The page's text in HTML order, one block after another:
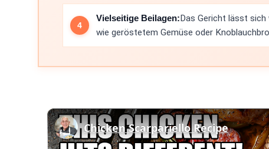
Vielseitige Beilagen:Das Gericht lässt sich
wie geröstetem Gemüse oder
Chicken Scarpariello Recipe